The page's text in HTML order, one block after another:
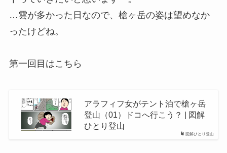
…雲が多かった日なので、槍ヶ岳の姿は望めなか
ったけどね。
第一回目はこちら
図解ひとり登山
アラフィフ女がテント泊で槍ヶ岳
登山（01）ドコへ行こう？ | 図解
ひとり登山